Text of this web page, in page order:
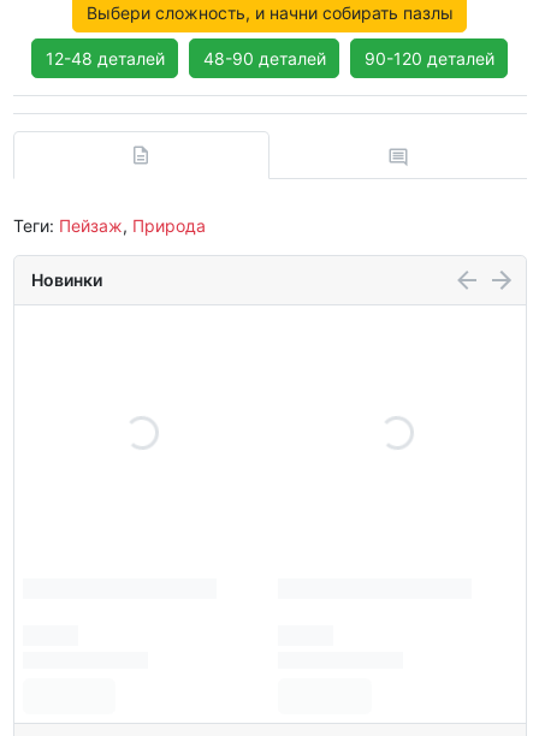
Выбери сложность, и начни собирать пазлы
12-48 деталей 48-90 деталей 90-120 деталей
Теги: Пейзаж, Природа
Новинки